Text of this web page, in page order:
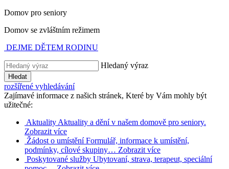
Domov pro seniory
Domov se zvláštním režimem
DEJME DĚTEM RODINU
Hledaný výraz
Hledat
rozšířené vyhledávání
Zajímavé informace z našich stránek, Které by Vám mohly být
užitečné:
Aktuality Aktuality a dění v našem domově pro seniory.
Zobrazit více
Žádost o umístění Formulář, informace k umístění,
podmínky, cílové skupiny… Zobrazit více
Poskytované služby Ubytovaní, strava, terapeut, speciální